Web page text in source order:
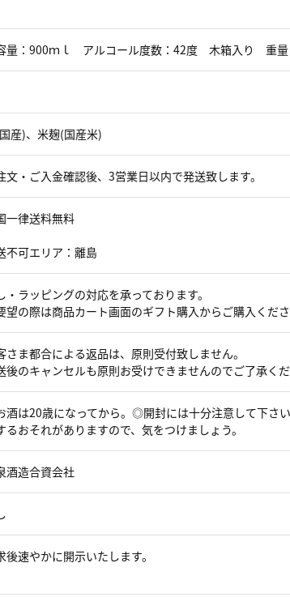
量：900ｍｌ アルコール度数：42度 木箱入り 重量
産)、米麹(国産米)
文・ご入金確認後、3営業日以内で発送致します。
一律送料無料
不可エリア：離島
・ラッピングの対応を承っております。
望の際は商品カート画面のギフト購入からご購入くださ
さま都合による返品は、原則受付致しません。
後のキャンセルも原則お受けできませんのでご了承くだ
は20歳になってから。◎開封には十分注意して下さ
るおそれがありますので、気をつけましょう。
酒造合資会社
後速やかに開示いたします。